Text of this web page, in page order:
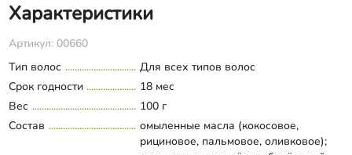
Характеристики
Артикул: 00660
Тип волос
Для всех типов волос
Срок годности
18 мес
Вес
100 г
Состав
омыленные масла (кокосовое,
рициновое, пальмовое, оливковое);